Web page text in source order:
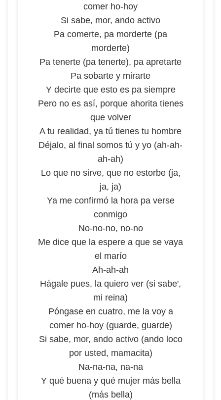
comer ho-hoy
Si sabe, mor, ando activo
Pa comerte, pa morderte (pa
morderte)
Pa tenerte (pa tenerte), pa apretarte
Pa sobarte y mirarte
Y decirte que esto es pa siempre
Pero no es así, porque ahorita tienes
que volver
A tu realidad, ya tú tienes tu hombre
Déjalo, al final somos tú y yo (ah-ah-
ah-ah)
Lo que no sirve, que no estorbe (ja,
ja, ja)
Ya me confirmó la hora pa verse
conmigo
No-no-no, no-no
Me dice que la espere a que se vaya
el marío
Ah-ah-ah
Hágale pues, la quiero ver (si sabe',
mi reina)
Póngase en cuatro, me la voy a
comer ho-hoy (guarde, guarde)
Si sabe, mor, ando activo (ando loco
por usted, mamacita)
Na-na-na, na-na
Y qué buena y qué mujer más bella
(más bella)